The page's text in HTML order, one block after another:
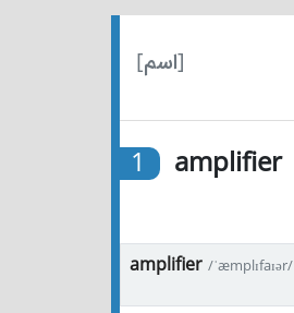
[اسم]
1 amplifier
amplifier /ˈæmplɪfaɪər/